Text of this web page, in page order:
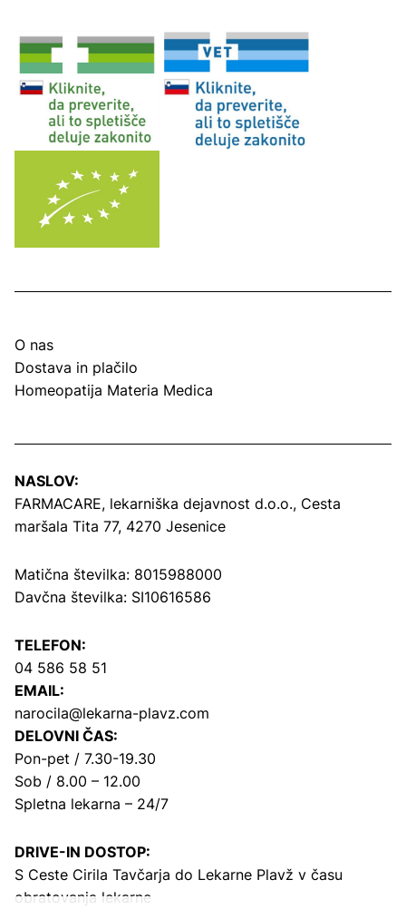
O nas
Dostava in plačilo
Homeopatija Materia Medica
NASLOV:
FARMACARE, lekarniška dejavnost d.o.o., Cesta
maršala Tita 77, 4270 Jesenice
Matična številka: 8015988000
Davčna številka: SI10616586
TELEFON:
04 586 58 51
EMAIL:
narocila@lekarna-plavz.com
DELOVNI ČAS:
Pon-pet / 7.30-19.30
Sob / 8.00 – 12.00
Spletna lekarna – 24/7
DRIVE-IN DOSTOP:
S Ceste Cirila Tavčarja do Lekarne Plavž v času
obratovanja lekarne